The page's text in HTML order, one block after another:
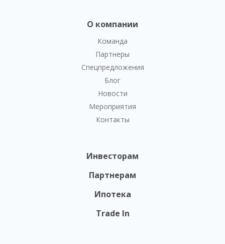
О компании
Команда
Партнеры
Спецпредложения
Блог
Новости
Мероприятия
Контакты
Инвесторам
Партнерам
Ипотека
Trade In